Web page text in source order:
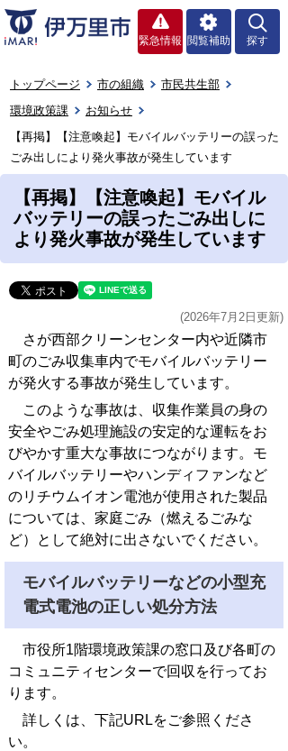
緊急情報 閲覧補助 探す
トップページ 市の組織
市民共生部
環境政策課
お知らせ
【再掲】【注意喚起】モバイルバッテリーの誤った
ごみ出しにより発火事故が発生しています
【再掲】【注意喚起】モバイル
バッテリーの誤ったごみ出しに
より発火事故が発生しています
(2026年7月2日更新)
さが西部クリーンセンター内や近隣市
町のごみ収集車内でモバイルバッテリー
が発火する事故が発生しています。
このような事故は、収集作業員の身の
安全やごみ処理施設の安定的な運転をお
びやかす重大な事故につながります。モ
バイルバッテリーやハンディファンなど
のリチウムイオン電池が使用された製品
については、家庭ごみ（燃えるごみな
ど）として絶対に出さないでください。
モバイルバッテリーなどの小型充
電式電池の正しい処分方法
市役所1階環境政策課の窓口及び各町の
コミュニティセンターで回収を行ってお
ります。
詳しくは、下記URLをご参照くださ
い。